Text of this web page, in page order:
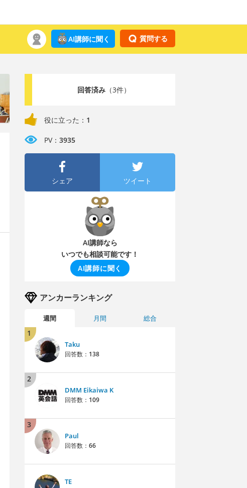
質問する
AI講師に聞く
回答済み（3件）
役に立った： 1
PV： 3935
シェア ツイート
AI講師なら
いつでも相談可能です！
AI講師に聞く
アンカーランキング
週間 月間 総合
1
Taku
回答数： 138
2
DMM Eikaiwa K
回答数： 109
3
Paul
回答数： 66
TE